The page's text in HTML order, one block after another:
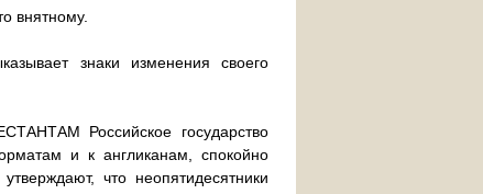
внятному.
знаки изменения своего
Российское государство
и к англиканам, спокойно
что неопятидесятники